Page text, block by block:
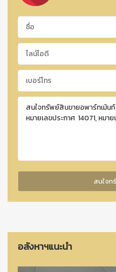
อสังหาฯแนะนำ